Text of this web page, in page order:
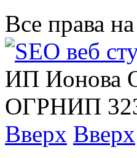
Все права
ИП Ионова
ОГРНИП
Вверх Вверх